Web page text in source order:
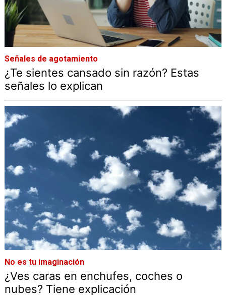
Señales de agotamiento
¿Te sientes cansado sin razón? Estas
señales lo explican
No es tu imaginación
¿Ves caras en enchufes, coches o
nubes? Tiene explicación